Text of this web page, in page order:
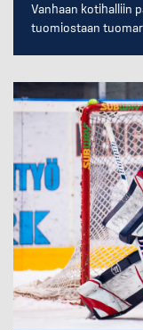
Vanhaan kotihalliin
tuomiostaan